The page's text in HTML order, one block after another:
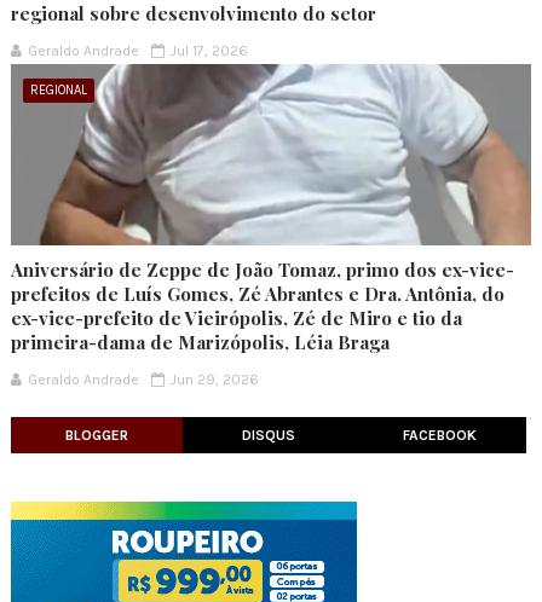
regional sobre desenvolvimento do setor
Geraldo Andrade Jul 17, 2026
REGIONAL
Aniversário de Zeppe de João Tomaz, primo dos ex-vice-
prefeitos de Luís Gomes, Zé Abrantes e Dra. Antônia, do
ex-vice-prefeito de Vieirópolis, Zé de Miro e tio da
primeira-dama de Marizópolis, Léia Braga
Geraldo Andrade Jun 29, 2026
BLOGGER DISQUS FACEBOOK